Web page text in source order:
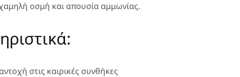
οσμή και απουσία αμμωνίας.
στις καιρικές συνθήκες